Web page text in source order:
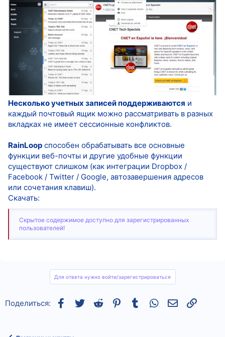
Несколько учетных записей поддерживаются и
каждый почтовый ящик можно рассматривать в разных
вкладках не имеет сессионные конфликтов.
RainLoop способен обрабатывать все основные
функции веб-почты и другие удобные функции
существуют слишком (как интеграции Dropbox /
Facebook / Twitter / Google, автозавершения адресов
или сочетания клавиш).
Скачать:
Скрытое содержимое доступно для зарегистрированных
пользователей!
Для ответа нужно войти/зарегистрироваться
Поделиться: Facebook
TwitterReddit Pinterest
Tumblr WhatsAppСсылка